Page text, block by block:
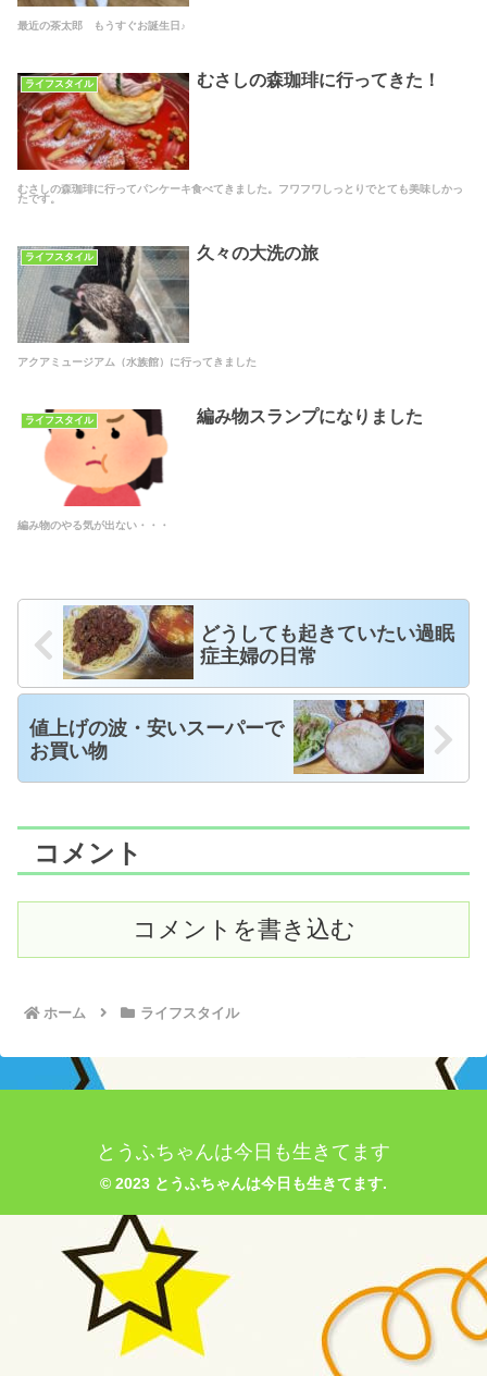
最近の茶太郎 もうすぐお誕生日♪
ライフスタイル むさしの森珈琲に行ってきた！
むさしの森珈琲に行ってパンケーキ食べてきました。フワフワしっとりでとても美味しかっ
たです。
ライフスタイル 久々の大洗の旅
アクアミュージアム（水族館）に行ってきました
ライフスタイル 編み物スランプになりました
編み物のやる気が出ない・・・
どうしても起きていたい過眠
症主婦の日常
値上げの波・安いスーパーで
お買い物
コメント
コメントを書き込む
ホーム ライフスタイル
とうふちゃんは今日も生きてます
© 2023 とうふちゃんは今日も生きてます.